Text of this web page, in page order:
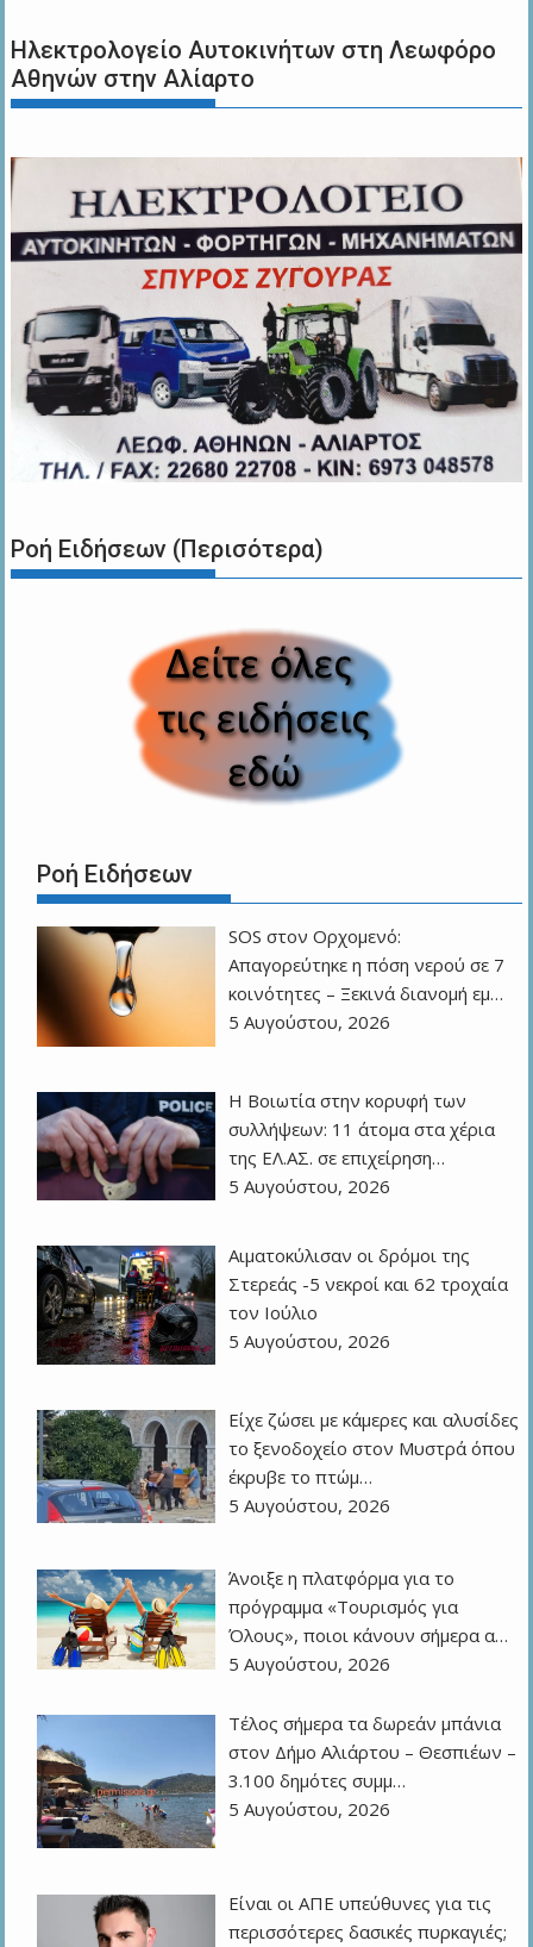
Ηλεκτρολογείο Αυτοκινήτων στη Λεωφόρο
Αθηνών στην Αλίαρτο
Ροή Ειδήσεων (Περισότερα)
Ροή Ειδήσεων
SOS στον Ορχομενό:
Απαγορεύτηκε η πόση νερού σε 7
κοινότητες – Ξεκινά διανομή εμ…
5 Αυγούστου, 2026
Η Βοιωτία στην κορυφή των
συλλήψεων: 11 άτομα στα χέρια
της ΕΛ.ΑΣ. σε επιχείρηση…
5 Αυγούστου, 2026
Αιματοκύλισαν οι δρόμοι της
Στερεάς -5 νεκροί και 62 τροχαία
τον Ιούλιο
5 Αυγούστου, 2026
Είχε ζώσει με κάμερες και αλυσίδες
το ξενοδοχείο στον Μυστρά όπου
έκρυβε το πτώμ…
5 Αυγούστου, 2026
Άνοιξε η πλατφόρμα για το
πρόγραμμα «Τουρισμός για
Όλους», ποιοι κάνουν σήμερα α…
5 Αυγούστου, 2026
Τέλος σήμερα τα δωρεάν μπάνια
στον Δήμο Αλιάρτου – Θεσπιέων –
3.100 δημότες συμμ…
5 Αυγούστου, 2026
Eίναι οι ΑΠΕ υπεύθυνες για τις
περισσότερες δασικές πυρκαγιές;